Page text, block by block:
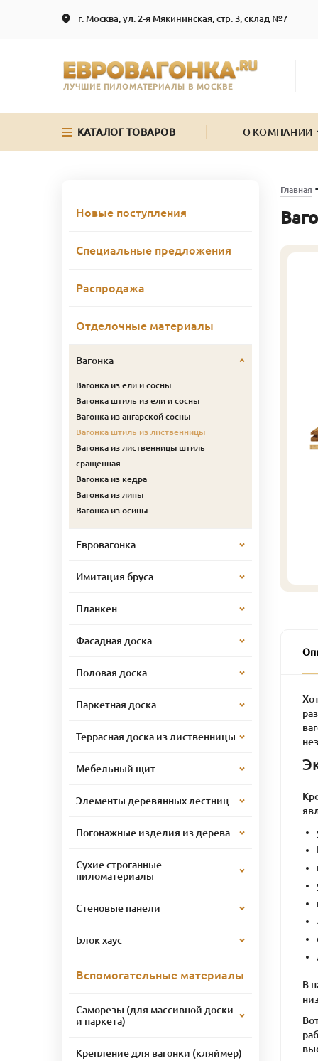
г. Москва, ул. 2-я Мякининская, стр. 3, склад №7
ЛУЧШИЕ ПИЛОМАТЕРИАЛЫ В МОСКВЕ
КАТАЛОГ ТОВАРОВ О КОМПАНИИ
Главная -
В
Новые поступления
Специальные предложения
Распродажа
Отделочные материалы
Вагонка
Вагонка из ели и сосны
Вагонка штиль из ели и сосны
Вагонка из ангарской сосны
Вагонка штиль из лиственницы
Вагонка из лиственницы штиль
сращенная
Вагонка из кедра
Вагонка из липы
Вагонка из осины
Евровагонка
Имитация бруса
Планкен
Фасадная доска
Половая доска
Паркетная доска
Террасная доска из лиственницы
Мебельный щит
Элементы деревянных лестниц
Погонажные изделия из дерева
Сухие строганные
пиломатериалы
Стеновые панели
Блок хаус
Вспомогательные материалы
Саморезы (для массивной доски
и паркета)
Крепление для вагонки (кляймер)